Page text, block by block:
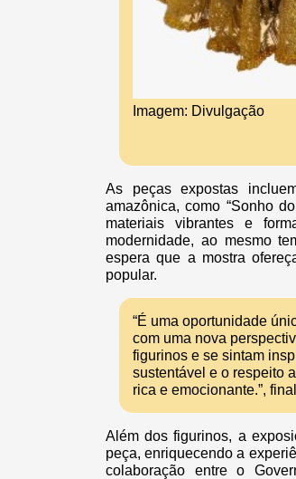
Imagem: Divulgação
As peças expostas
amazônica, como “Sonho
materiais vibrantes e
modernidade, ao mesmo
espera que a mostra
popular.
“É uma oportunidade
com uma nova
figurinos e se sintam
sustentável e o respeito
rica e emocionante.”,
Além dos figurinos, a
peça, enriquecendo a
colaboração entre o